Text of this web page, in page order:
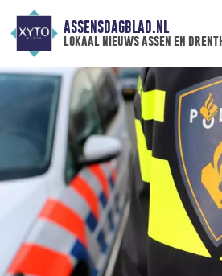
ASSENSDAGBLAD.NL
lokaal nieuws assen en